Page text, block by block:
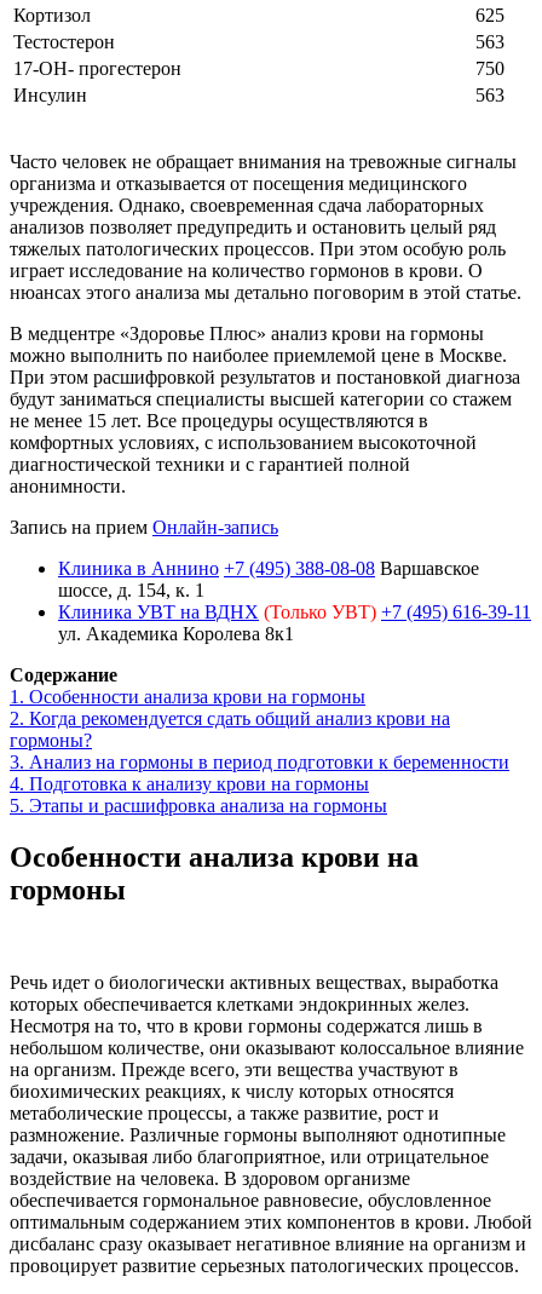
Кортизол
625
Тестостерон
563
17-ОН- прогестерон
750
Инсулин
563
Часто человек не обращает внимания на тревожные сигналы
организма и отказывается от посещения медицинского
учреждения. Однако, своевременная сдача лабораторных
анализов позволяет предупредить и остановить целый ряд
тяжелых патологических процессов. При этом особую роль
играет исследование на количество гормонов в крови. О
нюансах этого анализа мы детально поговорим в этой статье.
В медцентре «Здоровье Плюс» анализ крови на гормоны
можно выполнить по наиболее приемлемой цене в Москве.
При этом расшифровкой результатов и постановкой диагноза
будут заниматься специалисты высшей категории со стажем
не менее 15 лет. Все процедуры осуществляются в
комфортных условиях, с использованием высокоточной
диагностической техники и с гарантией полной
анонимности.
Запись на прием Онлайн-запись
Клиника в Аннино +7 (495) 388-08-08 Варшавское
шоссе, д. 154, к. 1
Клиника УВТ на ВДНХ (Только УВТ) +7 (495) 616-39-11
ул. Академика Королева 8к1
Содержание
1. Особенности анализа крови на гормоны
2. Когда рекомендуется сдать общий анализ крови на
гормоны?
3. Анализ на гормоны в период подготовки к беременности
4. Подготовка к анализу крови на гормоны
5. Этапы и расшифровка анализа на гормоны
Особенности анализа крови на
гормоны
Речь идет о биологически активных веществах, выработка
которых обеспечивается клетками эндокринных желез.
Несмотря на то, что в крови гормоны содержатся лишь в
небольшом количестве, они оказывают колоссальное влияние
на организм. Прежде всего, эти вещества участвуют в
биохимических реакциях, к числу которых относятся
метаболические процессы, а также развитие, рост и
размножение. Различные гормоны выполняют однотипные
задачи, оказывая либо благоприятное, или отрицательное
воздействие на человека. В здоровом организме
обеспечивается гормональное равновесие, обусловленное
оптимальным содержанием этих компонентов в крови. Любой
дисбаланс сразу оказывает негативное влияние на организм и
провоцирует развитие серьезных патологических процессов.